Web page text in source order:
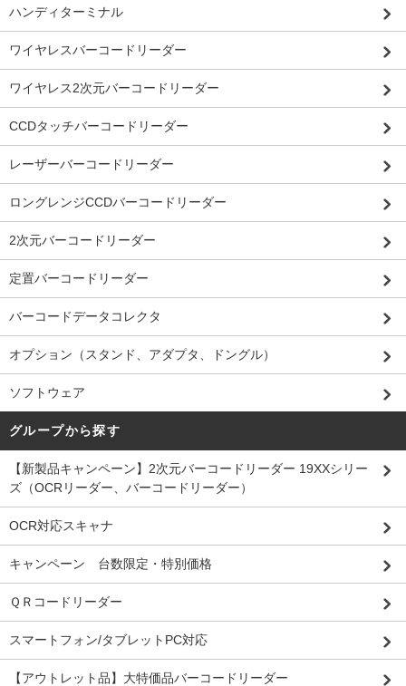
ハンディターミナル
ワイヤレスバーコードリーダー
ワイヤレス2次元バーコードリーダー
CCDタッチバーコードリーダー
レーザーバーコードリーダー
ロングレンジCCDバーコードリーダー
2次元バーコードリーダー
定置バーコードリーダー
バーコードデータコレクタ
オプション（スタンド、アダプタ、ドングル）
ソフトウェア
グループから探す
【新製品キャンペーン】2次元バーコードリーダー 19XXシリー
ズ（OCRリーダー、バーコードリーダー）
OCR対応スキャナ
キャンペーン 台数限定・特別価格
ＱＲコードリーダー
スマートフォン/タブレットPC対応
【アウトレット品】大特価品バーコードリーダー